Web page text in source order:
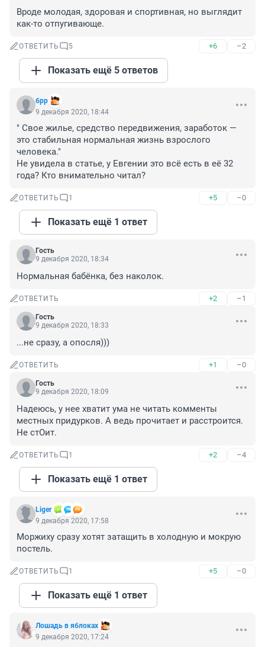
Вроде молодая, здоровая и спортивная, но выглядит
как-то отпугивающе.
ОТВЕТИТЬ 5 +6 –2
Показать ещё 5 ответов
брр
9 декабря 2020, 18:44
" Свое жилье, средство передвижения, заработок —
это стабильная нормальная жизнь взрослого
человека."
Не увидела в статье, у Евгении это всё есть в её 32
года? Кто внимательно читал?
ОТВЕТИТЬ 1 +5 –0
Показать ещё 1 ответ
Гость
9 декабря 2020, 18:34
Нормальная бабёнка, без наколок.
ОТВЕТИТЬ +2 –1
Гость
9 декабря 2020, 18:33
...не сразу, а опосля)))
ОТВЕТИТЬ +1 –0
Гость
9 декабря 2020, 18:09
Надеюсь, у нее хватит ума не читать комменты
местных придурков. А ведь прочитает и расстроится.
Не стОит.
ОТВЕТИТЬ 1 +2 –4
Показать ещё 1 ответ
Liger
9 декабря 2020, 17:58
Моржиху сразу хотят затащить в холодную и мокрую
постель.
ОТВЕТИТЬ 1 +5 –0
Показать ещё 1 ответ
Лошадь в яблоках
9 декабря 2020, 17:24